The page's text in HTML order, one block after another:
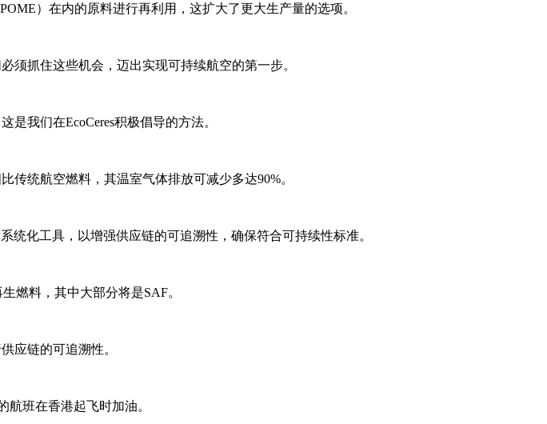
）在内的原料进行再利用，这扩大了更大生产量的选项。
须抓住这些机会，迈出实现可持续航空的第一步。
我们在EcoCeres积极倡导的方法。
传统航空燃料，其温室气体排放可减少多达90%。
统化工具，以增强供应链的可追溯性，确保符合可持续性标准。
燃料，其中大部分将是SAF。
应链的可追溯性。
航班在香港起飞时加油。